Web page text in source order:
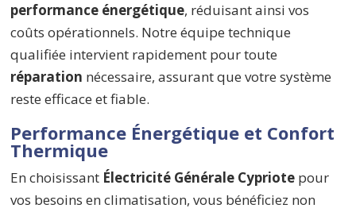
performance énergétique, réduisant ainsi vos
coûts opérationnels. Notre équipe technique
qualifiée intervient rapidement pour toute
réparation nécessaire, assurant que votre système
reste efficace et fiable.
Performance Énergétique et Confort
Thermique
En choisissant Électricité Générale Cypriote pour
vos besoins en climatisation, vous bénéficiez non